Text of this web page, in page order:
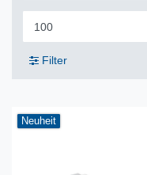
Filter
Neuheit